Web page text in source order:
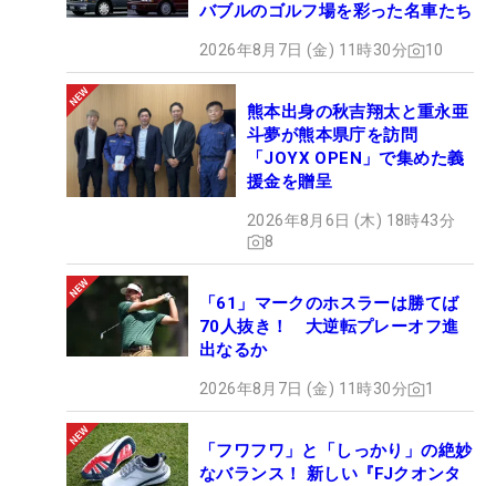
バブルのゴルフ場を彩った名車たち
2026年8月7日 (金) 11時30分 10
熊本出身の秋吉翔太と重永亜
斗夢が熊本県庁を訪問
「JOYX OPEN」で集めた義
援金を贈呈
2026年8月6日 (木) 18時43分
8
「61」マークのホスラーは勝てば
70人抜き！ 大逆転プレーオフ進
出なるか
2026年8月7日 (金) 11時30分 1
「フワフワ」と「しっかり」の絶妙
なバランス！ 新しい『FJクオンタ